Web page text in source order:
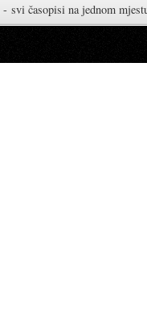
- svi časopisi na jednom